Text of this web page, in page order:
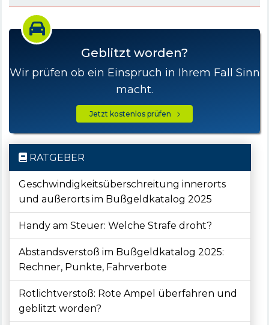
Geblitzt worden?
Wir prüfen ob ein Einspruch in Ihrem Fall Sinn
macht.
Jetzt kostenlos prüfen
RATGEBER
Geschwindigkeitsüberschreitung innerorts
und außerorts im Bußgeldkatalog 2025
Handy am Steuer: Welche Strafe droht?
Abstandsverstoß im Bußgeldkatalog 2025:
Rechner, Punkte, Fahrverbote
Rotlichtverstoß: Rote Ampel überfahren und
geblitzt worden?